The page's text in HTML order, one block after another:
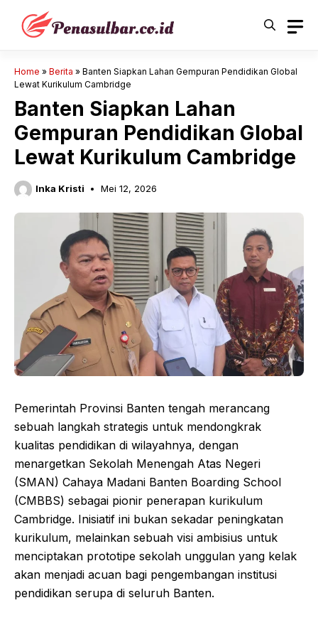
Langsung
Home » Berita » Banten Siapkan Lahan Gempuran Pendidikan Global
Lewat Kurikulum Cambridge
Banten Siapkan Lahan
Gempuran Pendidikan Global
Lewat Kurikulum Cambridge
Inka Kristi Mei 12, 2026
Pemerintah Provinsi Banten tengah merancang
sebuah langkah strategis untuk mendongkrak
kualitas pendidikan di wilayahnya, dengan
menargetkan Sekolah Menengah Atas Negeri
(SMAN) Cahaya Madani Banten Boarding School
(CMBBS) sebagai pionir penerapan kurikulum
Cambridge. Inisiatif ini bukan sekadar peningkatan
kurikulum, melainkan sebuah visi ambisius untuk
menciptakan prototipe sekolah unggulan yang kelak
akan menjadi acuan bagi pengembangan institusi
pendidikan serupa di seluruh Banten.